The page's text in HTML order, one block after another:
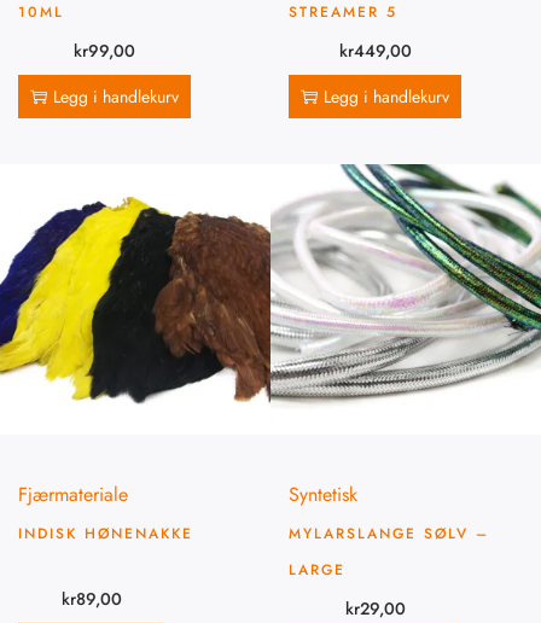
10ML
kr99,00
Legg i handlekurv
STREAMER 5
kr449,00
Legg i handlekurv
Fjærmateriale
INDISK HØNENAKKE
kr89,00
Syntetisk
MYLARSLANGE SØLV –
LARGE
kr29,00